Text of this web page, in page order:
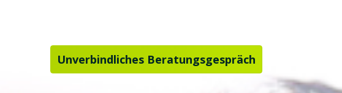
Unverbindliches Beratungsgespräch